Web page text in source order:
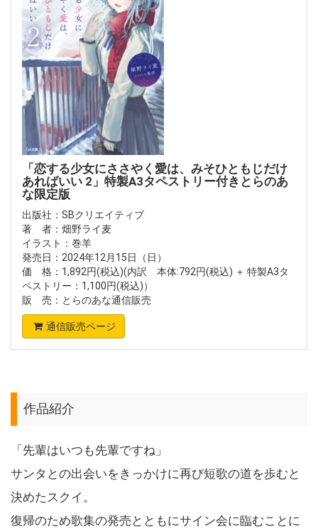
「恋する少女にささやく愛は、みそひともじだけ
あればいい 2」特製A3タペストリー付きとらのあ
な限定版
出版社：SBクリエイティブ
著 者：畑野ライ麦
イラスト：巻羊
発売日：2024年12月15日（日）
価 格：1,892円(税込)(内訳 本体:792円(税込) ＋ 特製A3タ
ペストリー：1,100円(税込)）
販 売：とらのあな通信販売
通信販売ページ
作品紹介
「先輩はいつも先輩ですね」
サンタとの出会いをきっかけに再び短歌の道を歩むと
決めたスクイ。
復帰のため歌集の発売とともにサイン会に臨むことに